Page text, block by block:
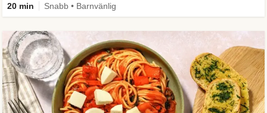
20 min Snabb • Barnvänlig